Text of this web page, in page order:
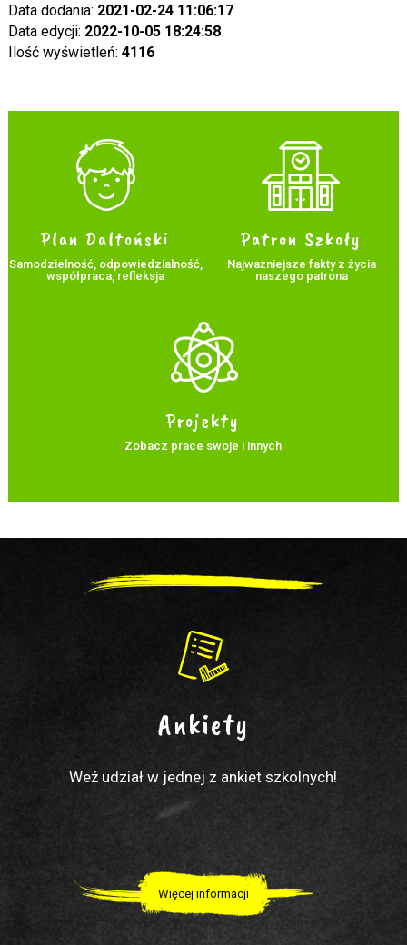
Data dodania: 2021-02-24 11:06:17
Data edycji: 2022-10-05 18:24:58
Ilość wyświetleń: 4116
Plan Daltoński
Samodzielność, odpowiedzialność,
współpraca, refleksja
Patron Szkoły
Najważniejsze fakty z życia
naszego patrona
Projekty
Zobacz prace swoje i innych
Ankiety
Weź udział w jednej z ankiet szkolnych!
Więcej informacji